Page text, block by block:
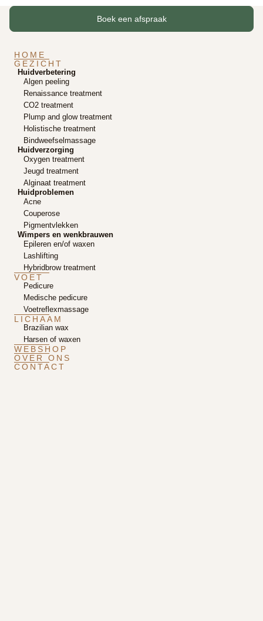
Boek een afspraak
HOME
GEZICHT
Huidverbetering
Algen peeling
Renaissance treatment
CO2 treatment
Plump and glow treatment
Holistische treatment
Bindweefselmassage
Huidverzorging
Oxygen treatment
Jeugd treatment
Alginaat treatment
Huidproblemen
Acne
Couperose
Pigmentvlekken
Wimpers en wenkbrauwen
Epileren en/of waxen
Lashlifting
Hybridbrow treatment
VOET
Pedicure
Medische pedicure
Voetreflexmassage
LICHAAM
Brazilian wax
Harsen of waxen
WEBSHOP
OVER ONS
CONTACT